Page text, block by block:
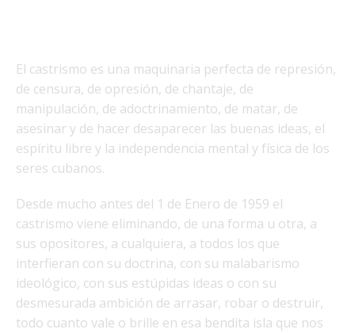
El castrismo es una maquinaria perfecta de represión,
de censura, de opresión, de chantaje, de
manipulación, de adoctrinamiento, de matar, de
asesinar y de hacer desaparecer las buenas ideas, el
espíritu libre y la independencia mental y física de los
seres cubanos.
Desde mucho antes del 1 de Enero de 1959 el
castrismo viene eliminando, de una forma u otra, a
sus opositores, a cualquiera, a todos los que
interfieran con su doctrina, con su malabarismo
ideológico, con sus estúpidas ideas o con su
desmesurada ambición de arrasar, robar o destruir,
todo cuanto vale o brille en esa bendita isla que nos